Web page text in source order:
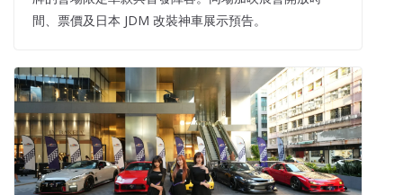
間、票價及日本 JDM 改裝神車展示預告。